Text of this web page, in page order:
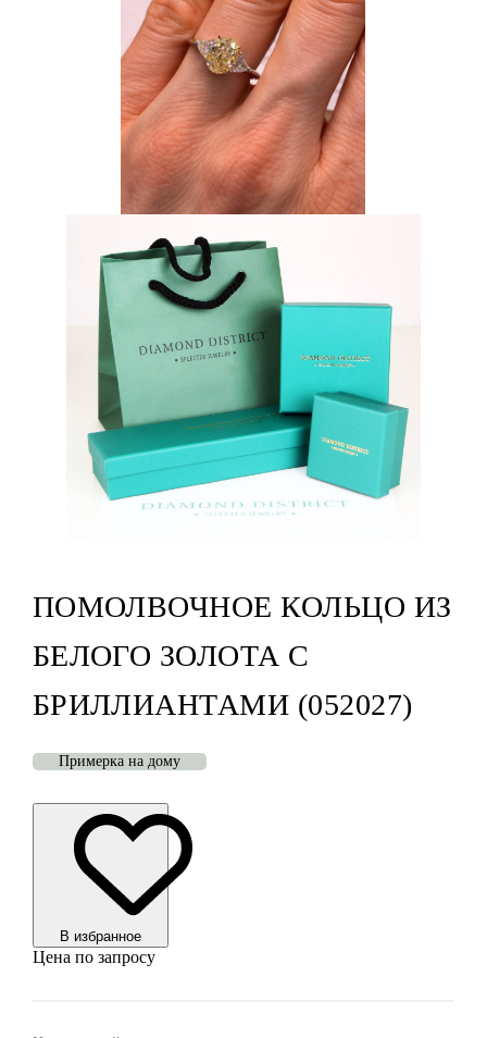
ПОМОЛВОЧНОЕ КОЛЬЦО ИЗ
БЕЛОГО ЗОЛОТА С
БРИЛЛИАНТАМИ (052027)
Примерка на дому
В избранноe
Цена по запросу